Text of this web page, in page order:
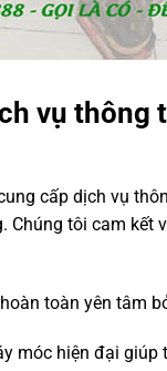
vụ thông
cấp dịch vụ
tôi cam kết
toàn yên tâm
móc hiện đại